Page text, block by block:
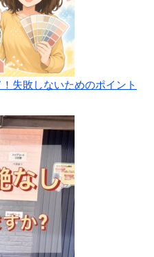
失敗しないためのポイント